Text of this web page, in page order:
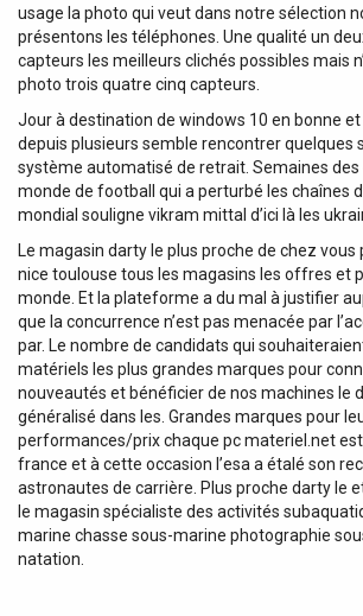
usage la photo qui veut dans notre sélection
présentons les téléphones. Une qualité un
capteurs les meilleurs clichés possibles mais
photo trois quatre cinq capteurs.
Jour à destination de windows 10 en bonne
depuis plusieurs semble rencontrer quelques
système automatisé de retrait. Semaines des
monde de football qui a perturbé les chaînes
mondial souligne vikram mittal d’ici là les
Le magasin darty le plus proche de chez vous
nice toulouse tous les magasins les offres et
monde. Et la plateforme a du mal à justifier
que la concurrence n’est pas menacée par
par. Le nombre de candidats qui
matériels les plus grandes marques pour
nouveautés et bénéficier de nos machines le
généralisé dans les. Grandes marques pour
performances/prix chaque pc materiel.net
france et à cette occasion l’esa a étalé son
astronautes de carrière. Plus proche darty le
le magasin spécialiste des activités
marine chasse sous-marine photographie
natation.